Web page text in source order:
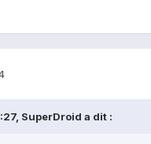
SuperDroid a dit :